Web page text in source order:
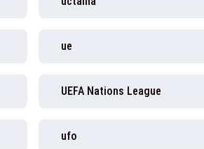
ue
UEFA Nations League
ufo